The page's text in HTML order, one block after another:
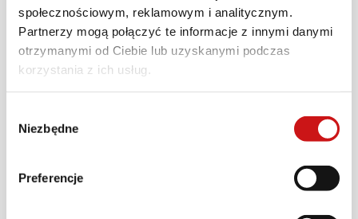
społecznościowym, reklamowym i analitycznym.
Partnerzy mogą połączyć te informacje z innymi danymi
otrzymanymi od Ciebie lub uzyskanymi podczas
korzystania z ich usług.
zgody
Niezbędne
Preferencje